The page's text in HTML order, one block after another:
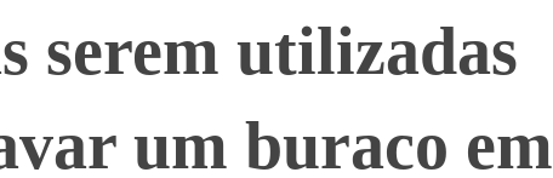
serem utilizadas
um buraco em